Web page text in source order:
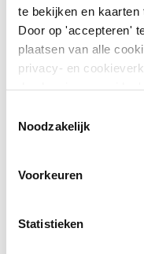
te bekijken en kaarten
Door op 'accepteren'
plaatsen van alle
privacy- en
Noodzakelijk
Voorkeuren
Statistieken
Zweden wil
tieners die
misdrijven
zwaarder
kunnen daar
van…